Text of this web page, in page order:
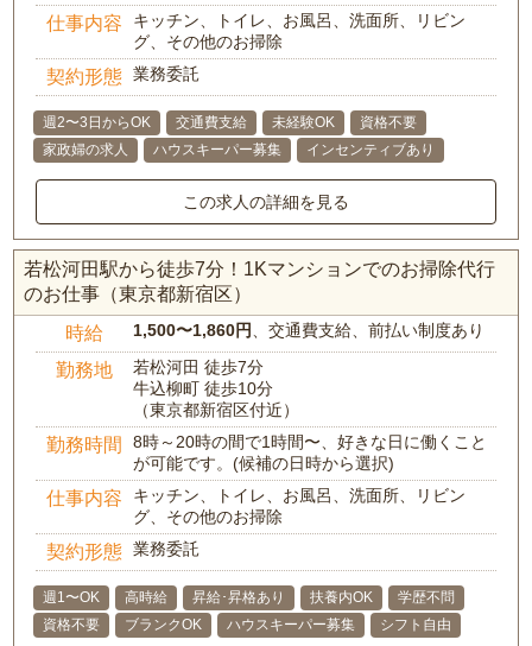
仕事内容
キッチン、トイレ、お風呂、洗面所、リビン
グ、その他のお掃除
契約形態 業務委託
週2〜3日からOK 交通費支給 未経験OK
資格不要
家政婦の求人
ハウスキーパー募集 インセンティブあり
この求人の詳細を見る
若松河田駅から徒歩7分！1Kマンションでのお掃除代行
のお仕事（東京都新宿区）
時給 1,500〜1,860円、交通費支給、前払い制度あり
勤務地
若松河田 徒歩7分
牛込柳町 徒歩10分
（東京都新宿区付近）
勤務時間
8時～20時の間で1時間〜、好きな日に働くこと
が可能です。(候補の日時から選択)
仕事内容
キッチン、トイレ、お風呂、洗面所、リビン
グ、その他のお掃除
契約形態 業務委託
週1〜OK 高時給 昇給･昇格あり 扶養内OK
学歴不問
資格不要
ブランクOK ハウスキーパー募集 シフト自由